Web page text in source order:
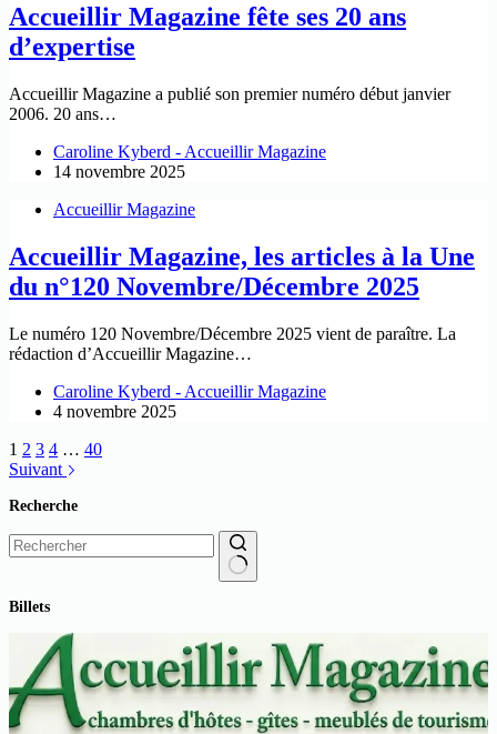
Accueillir Magazine fête ses 20 ans
d’expertise
Accueillir Magazine a publié son premier numéro début janvier
2006. 20 ans…
Caroline Kyberd - Accueillir Magazine
14 novembre 2025
Accueillir Magazine
Accueillir Magazine, les articles à la Une
du n°120 Novembre/Décembre 2025
Le numéro 120 Novembre/Décembre 2025 vient de paraître. La
rédaction d’Accueillir Magazine…
Caroline Kyberd - Accueillir Magazine
4 novembre 2025
1 2 3 4 … 40
Suivant
Recherche
résultat
Billets